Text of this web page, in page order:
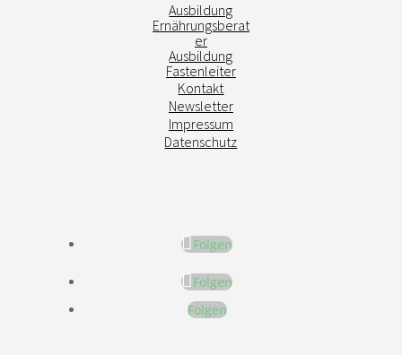
Ausbildung
Ernährungsberat
er
Ausbildung
Fastenleiter
Kontakt
Newsletter
Impressum
Datenschutz
Folgen
Folgen
Folgen